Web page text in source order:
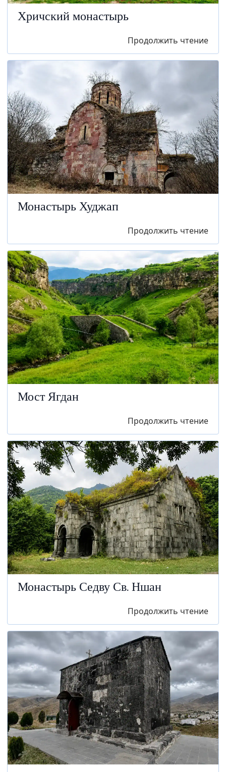
Хричский монастырь
Продолжить чтение
Монастырь Худжап
Продолжить чтение
Мост Ягдан
Продолжить чтение
Монастырь Седву Св. Ншан
Продолжить чтение